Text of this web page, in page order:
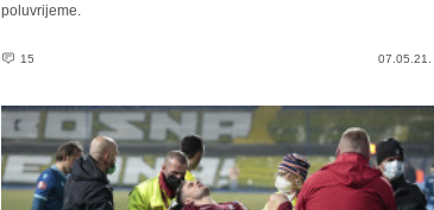
poluvrijeme.
15 07.05.21.